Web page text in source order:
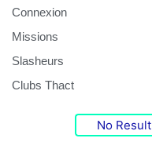
Connexion
Missions
Slasheurs
Clubs Thact
No Result